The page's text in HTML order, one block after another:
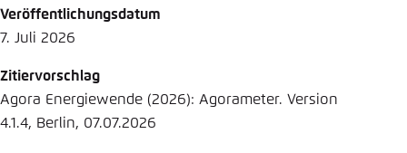
Veröffentlichungsdatum
7. Juli 2026
Zitiervorschlag
Agora Energiewende (2026): Agorameter. Version
4.1.4, Berlin, 07.07.2026